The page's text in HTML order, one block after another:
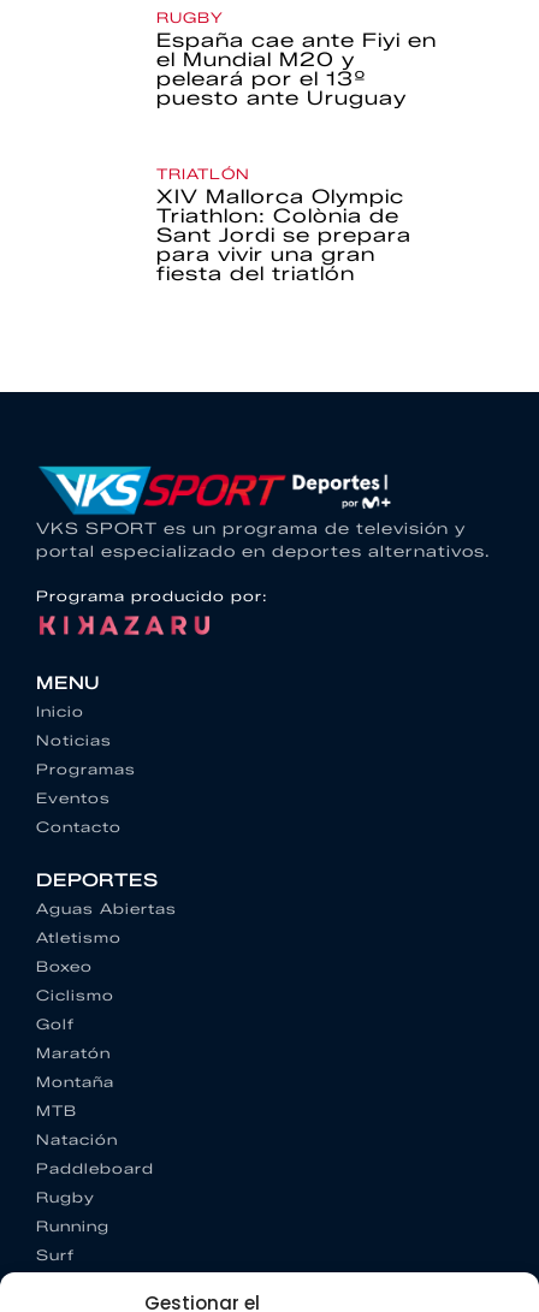
Gestionar el
RUGBY
España cae ante Fiyi en
el Mundial M20 y
peleará por el 13º
puesto ante Uruguay
TRIATLÓN
XIV Mallorca Olympic
Triathlon: Colònia de
Sant Jordi se prepara
para vivir una gran
fiesta del triatlón
VKS SPORT es un programa de televisión y
portal especializado en deportes alternativos.
Programa producido por:
MENU
Inicio
Noticias
Programas
Eventos
Contacto
DEPORTES
Aguas Abiertas
Atletismo
Boxeo
Ciclismo
Golf
Maratón
Montaña
MTB
Natación
Paddleboard
Rugby
Running
Surf